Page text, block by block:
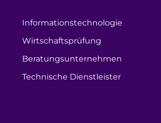
Informationstechnologie
Wirtschaftsprüfung
Beratungsunternehmen
Technische Dienstleister